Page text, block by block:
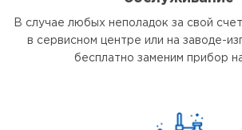
В случае любых неполадок за свой
в сервисном центре или на заводе-
бесплатно заменим прибор